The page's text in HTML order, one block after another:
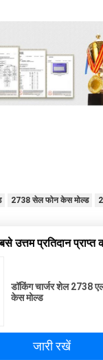
2738 सेल फोन केस मोल्ड
उत्तम प्रतिदान प्राप्त
डॉकिंग चार्जर शेल 2738
केस मोल्ड
जारी रखें